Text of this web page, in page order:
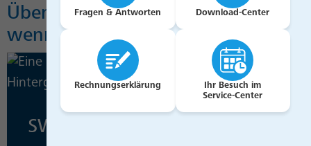
Überzeugt? Wir sind für Sie da,
wenn Sie Ihr E-Auto laden wollen.
SWB-Wallbox
Fragen & Antworten Download-Center
Rechnungserklärung
Ihr Besuch im
Service-Center